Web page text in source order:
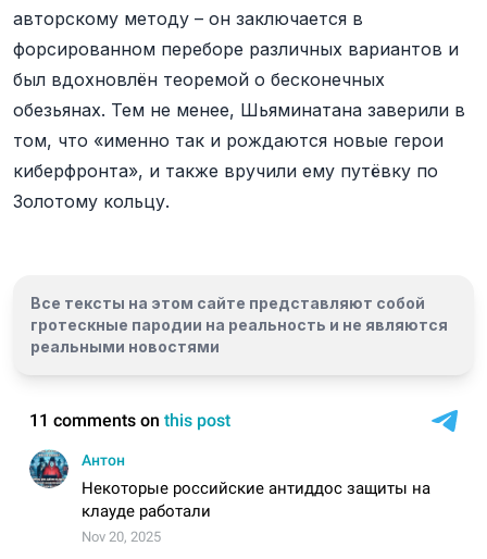
авторскому методу – он заключается в
форсированном переборе различных вариантов и
был вдохновлён теоремой о бесконечных
обезьянах. Тем не менее, Шьяминатана заверили в
том, что «именно так и рождаются новые герои
киберфронта», и также вручили ему путёвку по
Золотому кольцу.
Все тексты на этом сайте представляют собой
гротескные пародии на реальность и не являются
реальными новостями